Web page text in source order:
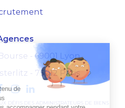
- 69001 Lyon
- 75012 Paris
DÉFIS DES ADMINISTRATEURS DE BIENS
contenu de
vous